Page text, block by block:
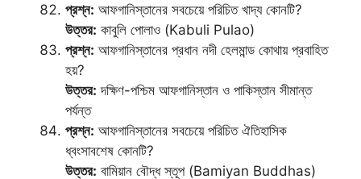
প্রশ্ন: আফগানিস্তানের সবচেয়ে পরিচিত খাদ্য কোনটি?
উত্তর: কাবুলি পোলাও (Kabuli Pulao)
প্রশ্ন: আফগানিস্তানের প্রধান নদী হেলমান্ড কোথায় প্রবাহিত
হয়?
উত্তর: দক্ষিণ-পশ্চিম আফগানিস্তান ও পাকিস্তান সীমান্ত
পর্যন্ত
প্রশ্ন: আফগানিস্তানের সবচেয়ে পরিচিত ঐতিহাসিক
ধ্বংসাবশেষ কোনটি?
উত্তর: বামিয়ান বৌদ্ধ স্তূপ (Bamiyan Buddhas)